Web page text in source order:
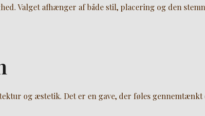
Valget afhænger af både stil, placering og den
og æstetik. Det er en gave, der føles